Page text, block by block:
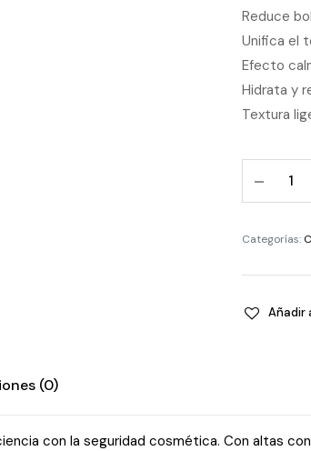
Reduce
Unifica el
Efecto
Hidrata y
Textura
de
Pure
Categorías:
Añadir
(0)
con la seguridad cosmética. Con altas